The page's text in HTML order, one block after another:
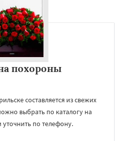
похороны
составляется из свежих
выбрать по каталогу на
уточнить по телефону.